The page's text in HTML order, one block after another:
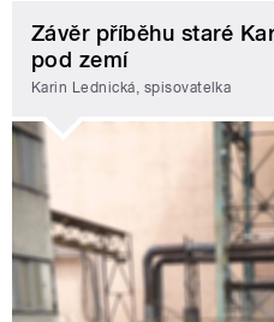
Závěr příběhu staré
pod zemí
Karin Lednická, spisovatelka